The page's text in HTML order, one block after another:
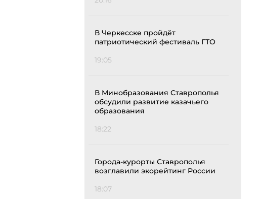
В Черкесске пройдёт
патриотический фестиваль ГТО
19:05
В Минобразования Ставрополья
обсудили развитие казачьего
образования
18:22
Города-курорты Ставрополья
возглавили экорейтинг России
18:07